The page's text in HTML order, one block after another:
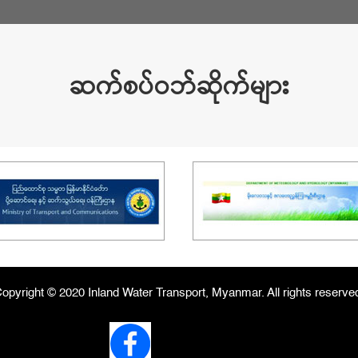
ဆက်စပ်ဝဘ်ဆိုက်များ
© 2020 Inland Water Transport, Myanmar. All rights